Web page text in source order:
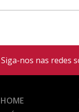
Siga-nos nas redes
HOME